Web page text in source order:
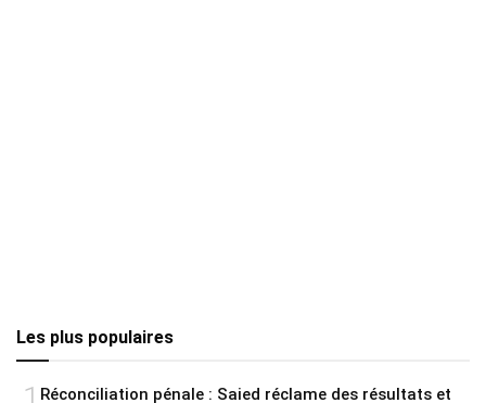
Les plus populaires
Réconciliation pénale : Saied réclame des résultats et